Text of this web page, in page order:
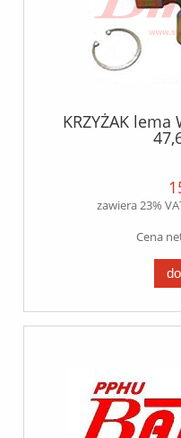
KRZYŻAK lema
zawiera 23%
Cena